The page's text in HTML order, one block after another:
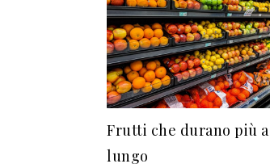
Frutti che durano più a
lungo